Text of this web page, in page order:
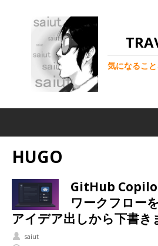
気になるこ
HUGO
GitHub
ワークフロー
アイデア出しから下書き
saiut